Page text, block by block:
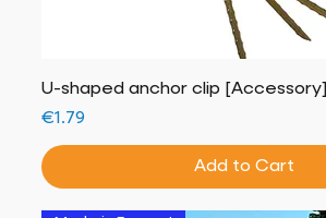
U-shaped anchor clip [Accessory]
Price
€1.79
Add to Cart